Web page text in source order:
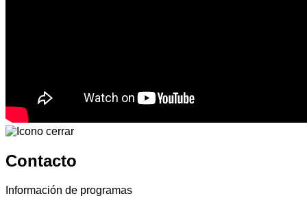
Contacto
Información de programas